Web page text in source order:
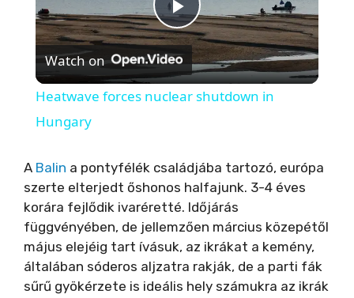
P
l
y
V
i
Watch on
Heatwave forces nuclear shutdown in
Hungary
A Balin a pontyfélék családjába tartozó, európa
szerte elterjedt őshonos halfajunk. 3-4 éves
korára fejlődik ivaréretté. Időjárás
függvényében, de jellemzően március közepétől
május elejéig tart ívásuk, az ikrákat a kemény,
általában sóderos aljzatra rakják, de a parti fák
sűrű gyökérzete is ideális hely számukra az ikrák